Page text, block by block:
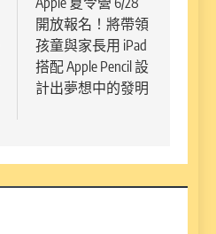
開放報名！將帶領
孩童與家長用 iPad
搭配 Apple Pencil 設
計出夢想中的發明